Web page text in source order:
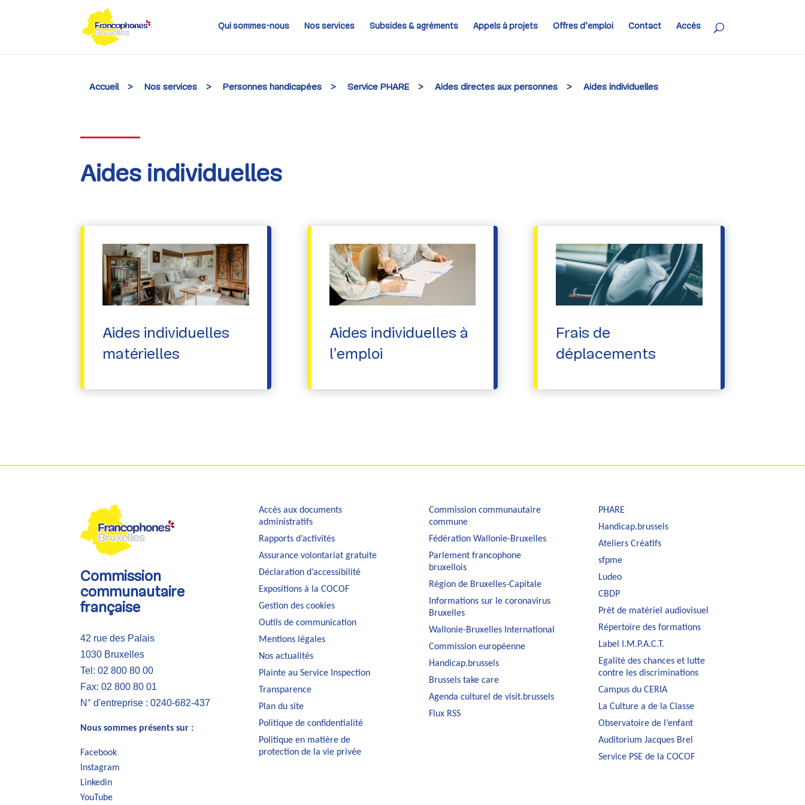
Qui sommes-nous Nos services Subsides & agréments Appels à projets Offres d’emploi Contact Accès
Accueil > Nos services > Personnes handicapées > Service PHARE > Aides directes aux personnes > Aides individuelles
Aides individuelles
Aides individuelles
matérielles
Aides individuelles à
l’emploi
Frais de
déplacements
Commission
communautaire
française
42 rue des Palais
1030 Bruxelles
Tel: 02 800 80 00
Fax: 02 800 80 01
N° d'entreprise : 0240-682-437
Nous sommes présents sur :
Facebook
Instagram
Linkedin
YouTube
Accès aux documents
administratifs
Rapports d’activités
Assurance volontariat gratuite
Déclaration d’accessibilité
Expositions à la COCOF
Gestion des cookies
Outils de communication
Mentions légales
Nos actualités
Plainte au Service Inspection
Transparence
Plan du site
Politique de confidentialité
Politique en matière de
protection de la vie privée
Commission communautaire
commune
Fédération Wallonie-Bruxelles
Parlement francophone
bruxellois
Région de Bruxelles-Capitale
Informations sur le coronavirus
Bruxelles
Wallonie-Bruxelles International
Commission européenne
Handicap.brussels
Brussels take care
Agenda culturel de visit.brussels
Flux RSS
PHARE
Handicap.brussels
Ateliers Créatifs
sfpme
Ludeo
CBDP
Prêt de matériel audiovisuel
Répertoire des formations
Label I.M.P.A.C.T.
Egalité des chances et lutte
contre les discriminations
Campus du CERIA
La Culture a de la Classe
Observatoire de l’enfant
Auditorium Jacques Brel
Service PSE de la COCOF